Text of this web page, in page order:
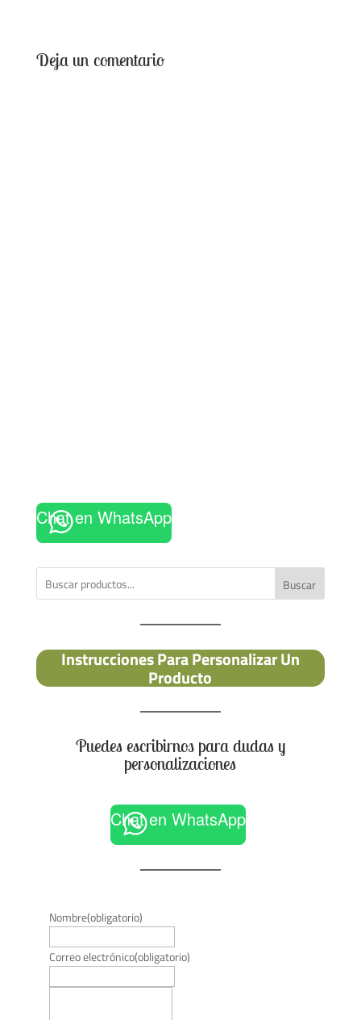
Deja un comentario
Chat en WhatsApp
Buscar
Instrucciones Para Personalizar Un
Producto
Puedes escribirnos para dudas y
personalizaciones
Chat en WhatsApp
Nombre(obligatorio)
Correo electrónico(obligatorio)